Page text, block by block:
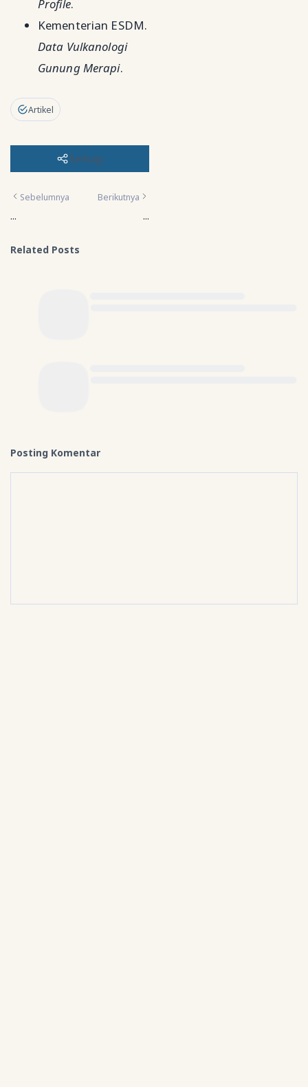
Profile.
Kementerian ESDM.
Data Vulkanologi
Gunung Merapi.
Artikel
Berbagi
Sebelumnya
...
Berikutnya
...
Related Posts
Posting Komentar